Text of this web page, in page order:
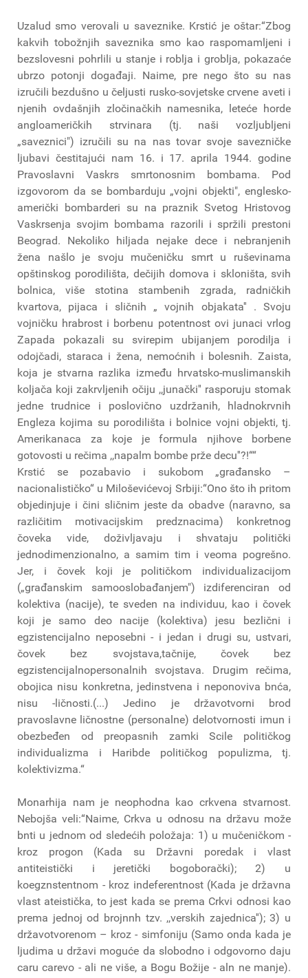
Uzalud smo verovali u saveznike. Krstić je oštar:“Zbog
kakvih tobožnjih saveznika smo kao raspomamljeni i
bezslovesni pohrlili u stanje i roblja i groblja, pokazaće
ubrzo potonji događaji. Naime, pre nego što su nas
izručili bezdušno u čeljusti rusko-sovjetske crvene aveti i
njenih ovdašnjih zločinačkih namesnika, leteće horde
angloameričkih strvinara (tj. naši vozljubljeni
„saveznici") izručili su na nas tovar svoje savezničke
ljubavi čestitajući nam 16. i 17. aprila 1944. godine
Pravoslavni Vaskrs smrtonosnim bombama. Pod
izgovorom da se bombarduju „vojni objekti", englesko-
američki bombarderi su na praznik Svetog Hristovog
Vaskrsenja svojim bombama razorili i spržili prestoni
Beograd. Nekoliko hiljada nejake dece i nebranjenih
žena našlo je svoju mučeničku smrt u ruševinama
opštinskog porodilišta, dečijih domova i skloništa, svih
bolnica, više stotina stambenih zgrada, radničkih
kvartova, pijaca i sličnih „ vojnih objakata'' . Svoju
vojničku hrabrost i borbenu potentnost ovi junaci vrlog
Zapada pokazali su svirepim ubijanjem porodilja i
odojčadi, staraca i žena, nemoćnih i bolesnih. Zaista,
koja je stvarna razlika između hrvatsko-muslimanskih
koljača koji zakrvljenih očiju ,,junački'' rasporuju stomak
jedne trudnice i poslovično uzdržanih, hladnokrvnih
Engleza kojima su porodilišta i bolnice vojni objekti, tj.
Amerikanaca za koje je formula njihove borbene
gotovosti u rečima ,,napalm bombe prže decu''?!““
Krstić se pozabavio i sukobom „građansko –
nacionalističko“ u Miloševićevoj Srbiji:“Ono što ih pritom
objedinjuje i čini sličnim jeste da obadve (naravno, sa
različitim motivacijskim predznacima) konkretnog
čoveka vide, doživljavaju i shvataju politički
jednodimenzionalno, a samim tim i veoma pogrešno.
Jer, i čovek koji je političkom individualizacijom
(„građanskim samooslobađanjem") izdiferenciran od
kolektiva (nacije), te sveden na individuu, kao i čovek
koji je samo deo nacije (kolektiva) jesu bezlični i
egzistencijalno neposebni - i jedan i drugi su, ustvari,
čovek bez svojstava,tačnije, čovek bez
egzistencijalnopersonalnih svojstava. Drugim rečima,
obojica nisu konkretna, jedinstvena i neponoviva bnća,
nisu -ličnosti.(...) Jedino je državotvorni brod
pravoslavne ličnostne (personalne) delotvornosti imun i
obezbeđen od preopasnih zamki Scile političkog
individualizma i Haribde političkog populizma, tj.
kolektivizma.“
Monarhija nam je neophodna kao crkvena stvarnost.
Nebojša veli:“Naime, Crkva u odnosu na državu može
bnti u jednom od sledećih položaja: 1) u mučeničkom -
kroz progon (Kada su Državni poredak i vlast
antiteistički i jeretički bogoborački); 2) u
koegznstentnom - kroz indeferentnost (Kada je državna
vlast ateistička, to jest kada se prema Crkvi odnosi kao
prema jednoj od brojnnh tzv. ,,verskih zajednica''); 3) u
državotvorenom – kroz - simfoniju (Samo onda kada je
ljudima u državi moguće da slobodno i odgovorno daju
caru carevo - ali ne više, a Bogu Božije - aln ne manje).